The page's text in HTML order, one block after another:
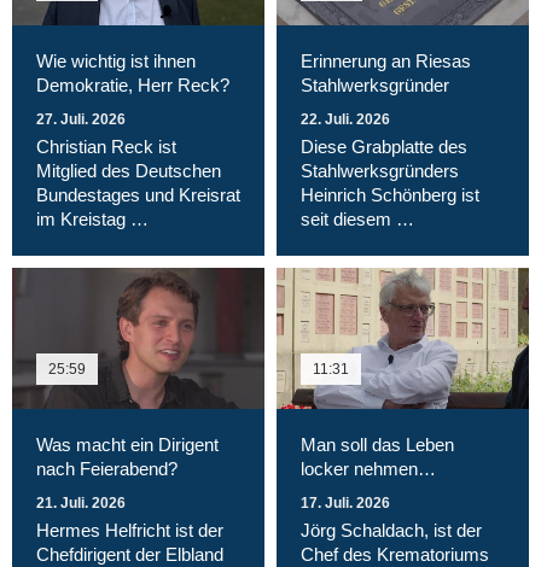
Wie wichtig ist ihnen
Demokratie, Herr Reck?
27. Juli. 2026
Christian Reck ist
Mitglied des Deutschen
Bundestages und Kreisrat
im Kreistag …
Erinnerung an Riesas
Stahlwerksgründer
22. Juli. 2026
Diese Grabplatte des
Stahlwerksgründers
Heinrich Schönberg ist
seit diesem …
25:59
Was macht ein Dirigent
nach Feierabend?
21. Juli. 2026
Hermes Helfricht ist der
Chefdirigent der Elbland
11:31
Man soll das Leben
locker nehmen…
17. Juli. 2026
Jörg Schaldach, ist der
Chef des Krematoriums